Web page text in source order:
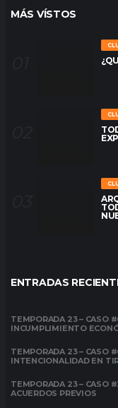
MÁS VÍSTOS
ENTRADAS
TEMPORADA 23 – CASO
INCUMPLIMIENTO
TEMPORADA 23 – CASO
INTENCIONALIDAD EN
TEMPORADA 23 – CASO
ACUERDOS PREVIOS